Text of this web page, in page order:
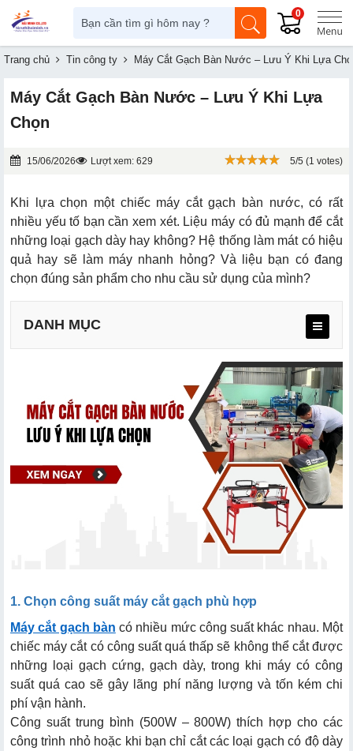
0
Trang chủ Tin công ty Máy Cắt Gạch Bàn Nước – Lưu Ý Khi Lựa
Máy Cắt Gạch Bàn Nước – Lưu Ý Khi Lựa
Chọn
15/06/2026 Lượt xem: 629 5/5 (1 votes)
Khi lựa chọn một chiếc máy cắt gạch bàn nước, có rất
nhiều yếu tố bạn cần xem xét. Liệu máy có đủ mạnh để cắt
những loại gạch dày hay không? Hệ thống làm mát có hiệu
quả hay sẽ làm máy nhanh hỏng? Và liệu bạn có đang
chọn đúng sản phẩm cho nhu cầu sử dụng của mình?
DANH MỤC
1. Chọn công suất máy cắt gạch phù hợp
Máy cắt gạch bàn có nhiều mức công suất khác nhau. Một
chiếc máy cắt có công suất quá thấp sẽ không thể cắt được
những loại gạch cứng, gạch dày, trong khi máy có công
suất quá cao sẽ gây lãng phí năng lượng và tốn kém chi
phí vận hành.
Công suất trung bình (500W – 800W) thích hợp cho các
công trình nhỏ hoặc khi bạn chỉ cắt các loại gạch có độ dày